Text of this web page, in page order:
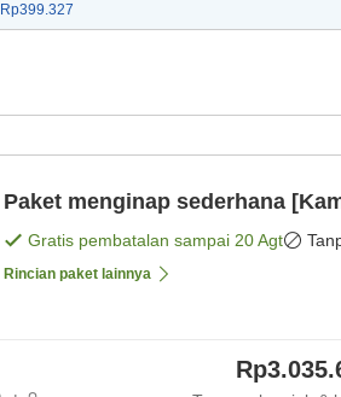
Rp399.327
Paket menginap sederhana
Gratis pembatalan sampai 20 Agt
Rincian paket lainnya